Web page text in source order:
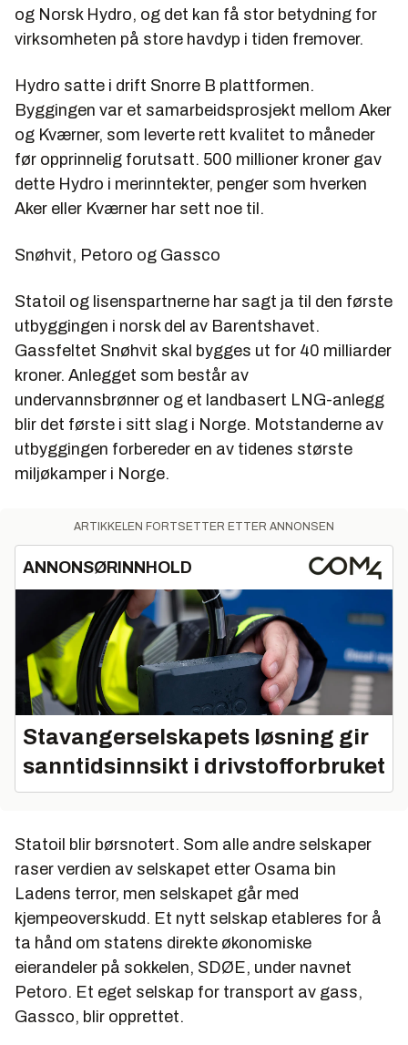
og Norsk Hydro, og det kan få stor betydning for
virksomheten på store havdyp i tiden fremover.
Hydro satte i drift Snorre B plattformen.
Byggingen var et samarbeidsprosjekt mellom Aker
og Kværner, som leverte rett kvalitet to måneder
før opprinnelig forutsatt. 500 millioner kroner gav
dette Hydro i merinntekter, penger som hverken
Aker eller Kværner har sett noe til.
Snøhvit, Petoro og Gassco
Statoil og lisenspartnerne har sagt ja til den første
utbyggingen i norsk del av Barentshavet.
Gassfeltet Snøhvit skal bygges ut for 40 milliarder
kroner. Anlegget som består av
undervannsbrønner og et landbasert LNG-anlegg
blir det første i sitt slag i Norge. Motstanderne av
utbyggingen forbereder en av tidenes største
miljøkamper i Norge.
ARTIKKELEN FORTSETTER ETTER ANNONSEN
ANNONSØRINNHOLD
Stavangerselskapets løsning gir
sanntidsinnsikt i drivstofforbruket
Statoil blir børsnotert. Som alle andre selskaper
raser verdien av selskapet etter Osama bin
Ladens terror, men selskapet går med
kjempeoverskudd. Et nytt selskap etableres for å
ta hånd om statens direkte økonomiske
eierandeler på sokkelen, SDØE, under navnet
Petoro. Et eget selskap for transport av gass,
Gassco, blir opprettet.